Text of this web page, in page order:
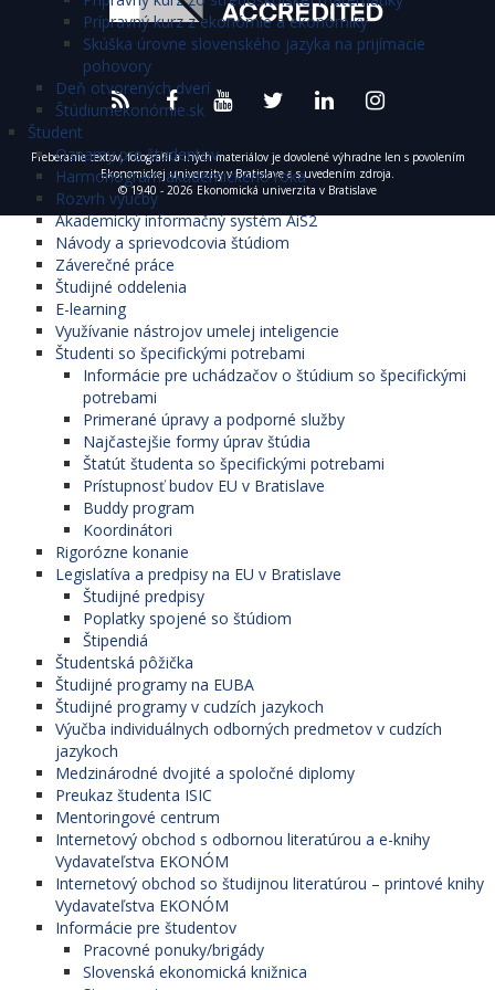
Prípravný kurz z ekonómie a ekonomiky
Skúška úrovne slovenského jazyka na prijímacie
pohovory
Deň otvorených dverí
Štúdiumekonómie.sk
Študent
Oznamy pre študentov
Harmonogram akademického roka
Rozvrh výučby
Akademický informačný systém AiS2
Návody a sprievodcovia štúdiom
Záverečné práce
Študijné oddelenia
E-learning
Využívanie nástrojov umelej inteligencie
Študenti so špecifickými potrebami
Informácie pre uchádzačov o štúdium so špecifickými
potrebami
Primerané úpravy a podporné služby
Najčastejšie formy úprav štúdia
Štatút študenta so špecifickými potrebami
Prístupnosť budov EU v Bratislave
Buddy program
Koordinátori
Rigorózne konanie
Legislatíva a predpisy na EU v Bratislave
Študijné predpisy
Poplatky spojené so štúdiom
Štipendiá
Študentská pôžička
Študijné programy na EUBA
Študijné programy v cudzích jazykoch
Výučba individuálnych odborných predmetov v cudzích
jazykoch
Medzinárodné dvojité a spoločné diplomy
Preukaz študenta ISIC
Mentoringové centrum
Internetový obchod s odbornou literatúrou a e-knihy
Vydavateľstva EKONÓM
Internetový obchod so študijnou literatúrou – printové knihy
Vydavateľstva EKONÓM
Informácie pre študentov
Pracovné ponuky/brigády
Slovenská ekonomická knižnica
Preberanie textov, fotografií a iných materiálov je dovolené výhradne len s povolením
Ekonomickej univerzity v Bratislave a s uvedením zdroja.
© 1940 - 2026 Ekonomická univerzita v Bratislave